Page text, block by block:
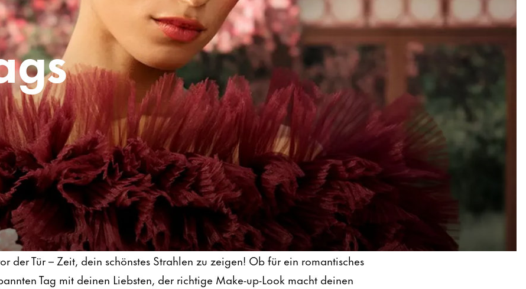
der Tür – Zeit, dein schönstes Strahlen zu zeigen! Ob für ein romantisches
Tag mit deinen Liebsten, der richtige Make-up-Look macht deinen